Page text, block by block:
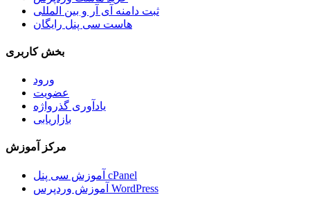
ثبت دامنه آی آر و بین المللی
هاست سی پنل رایگان
بخش کاربری
ورود
عضویت
یادآوری گذرواژه
بازاریابی
مرکز آموزش
آموزش سی پنل cPanel
آموزش وردپرس WordPress